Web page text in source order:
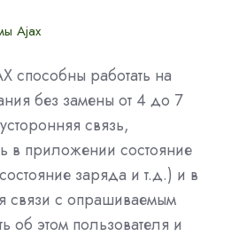
Ajax
способны работать на
без замены от 4 до 7
связь,
в приложении состояние
заряда и т.д.) и в
связи с опрашиваемым
об этом пользователя и